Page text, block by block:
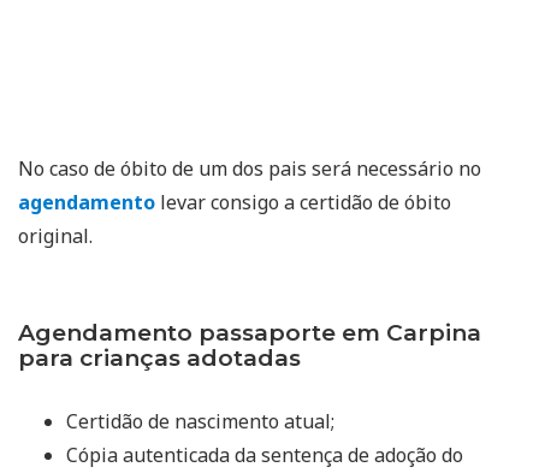
No caso de óbito de um dos pais será necessário no
agendamento levar consigo a certidão de óbito
original.
Agendamento passaporte em Carpina
para crianças adotadas
Certidão de nascimento atual;
Cópia autenticada da sentença de adoção do